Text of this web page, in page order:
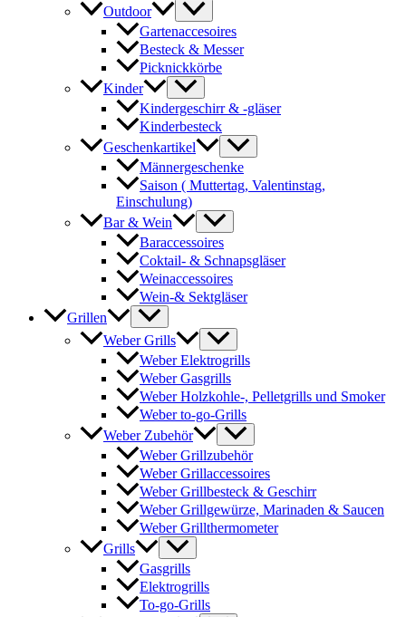
Outdoor
Gartenaccesoires
Besteck & Messer
Picknickkörbe
Kinder
Kindergeschirr & -gläser
Kinderbesteck
Geschenkartikel
Männergeschenke
Saison ( Muttertag, Valentinstag,
Einschulung)
Bar & Wein
Baraccessoires
Coktail- & Schnapsgläser
Weinaccessoires
Wein-& Sektgläser
Grillen
Weber Grills
Weber Elektrogrills
Weber Gasgrills
Weber Holzkohle-, Pelletgrills und Smoker
Weber to-go-Grills
Weber Zubehör
Weber Grillzubehör
Weber Grillaccessoires
Weber Grillbesteck & Geschirr
Weber Grillgewürze, Marinaden & Saucen
Weber Grillthermometer
Grills
Gasgrills
Elektrogrills
To-go-Grills